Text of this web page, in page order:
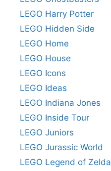
LEGO Harry Potter
LEGO Hidden Side
LEGO Home
LEGO House
LEGO Icons
LEGO Ideas
LEGO Indiana Jones
LEGO Inside Tour
LEGO Juniors
LEGO Jurassic World
LEGO Legend of Zelda